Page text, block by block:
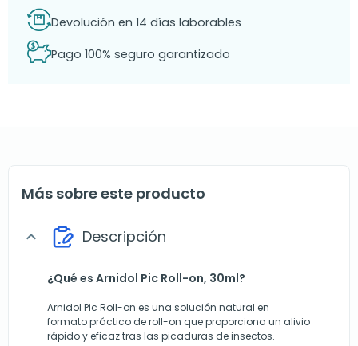
Devolución en 14 días laborables
Pago 100% seguro garantizado
Más sobre este producto
expand_more Descripción
¿Qué es Arnidol Pic Roll-on, 30ml?
Arnidol Pic Roll-on es una solución natural en
formato práctico de roll-on que proporciona un alivio
rápido y eficaz tras las picaduras de insectos.